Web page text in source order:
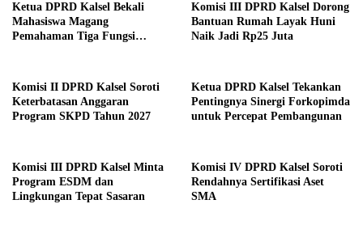
Ketua DPRD Kalsel Bekali
Mahasiswa Magang
Pemahaman Tiga Fungsi
Komisi III DPRD Kalsel Dorong
Bantuan Rumah Layak Huni
Naik Jadi Rp25 Juta
Komisi II DPRD Kalsel Soroti
Keterbatasan Anggaran
Program SKPD Tahun 2027
Ketua DPRD Kalsel Tekankan
Pentingnya Sinergi Forkopimda
untuk Percepat Pembangunan
Komisi III DPRD Kalsel Minta
Program ESDM dan
Lingkungan Tepat Sasaran
Komisi IV DPRD Kalsel Soroti
Rendahnya Sertifikasi Aset
SMA